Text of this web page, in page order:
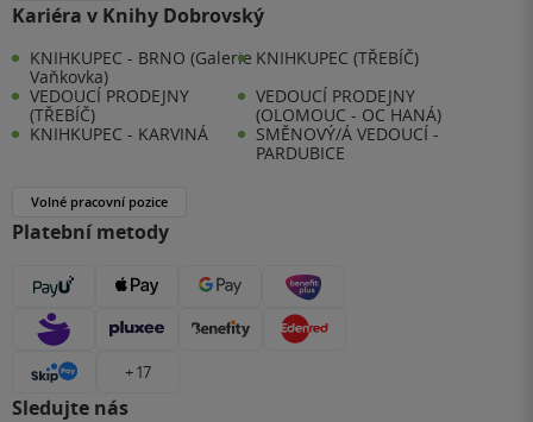
Kariéra v Knihy Dobrovský
KNIHKUPEC - BRNO (Galerie
Vaňkovka)
KNIHKUPEC (TŘEBÍČ)
VEDOUCÍ PRODEJNY
(TŘEBÍČ)
VEDOUCÍ PRODEJNY
(OLOMOUC - OC HANÁ)
KNIHKUPEC - KARVINÁ
SMĚNOVÝ/Á VEDOUCÍ -
PARDUBICE
Volné pracovní pozice
Platební metody
+ 17
Sledujte nás